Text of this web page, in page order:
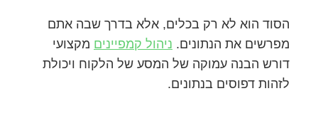
הסוד הוא לא רק בכלים, אלא בדרך שבה אתם
מפרשים את הנתונים. ניהול קמפיינים מקצועי
דורש הבנה עמוקה של המסע של הלקוח ויכולת
לזהות דפוסים בנתונים.